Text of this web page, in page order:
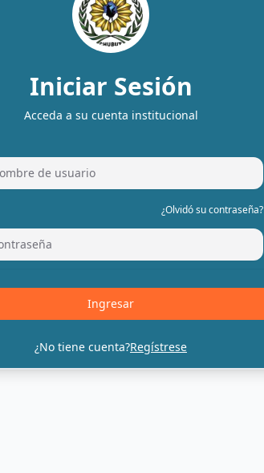
Iniciar Sesión
Acceda a su cuenta institucional
¿Olvidó su contraseña?
Ingresar
¿No tiene cuenta?Regístrese